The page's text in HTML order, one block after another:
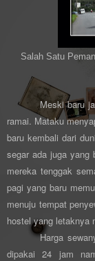
Salah Satu
Meski baru
ramai. Mataku
baru kembali dari
segar ada juga yang
mereka tenggak
pagi yang baru
menuju tempat
hostel yang letaknya
Harga
dipakai 24 jam